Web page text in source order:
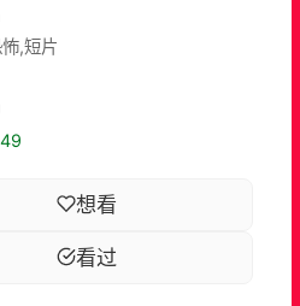
,短片
想看
看过